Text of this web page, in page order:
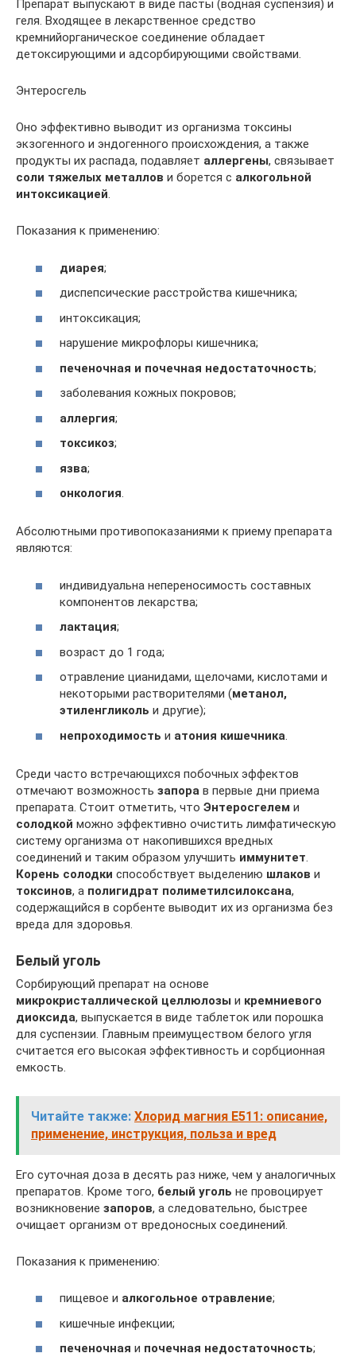
Препарат выпускают в виде пасты (водная суспензия) и
геля. Входящее в лекарственное средство
кремнийорганическое соединение обладает
детоксирующими и адсорбирующими свойствами.
Энтеросгель
Оно эффективно выводит из организма токсины
экзогенного и эндогенного происхождения, а также
продукты их распада, подавляет аллергены, связывает
соли тяжелых металлов и борется с алкогольной
интоксикацией.
Показания к применению:
диарея;
диспепсические расстройства кишечника;
интоксикация;
нарушение микрофлоры кишечника;
печеночная и почечная недостаточность;
заболевания кожных покровов;
аллергия;
токсикоз;
язва;
онкология.
Абсолютными противопоказаниями к приему препарата
являются:
индивидуальна непереносимость составных
компонентов лекарства;
лактация;
возраст до 1 года;
отравление цианидами, щелочами, кислотами и
некоторыми растворителями (метанол,
этиленгликоль и другие);
непроходимость и атония кишечника.
Среди часто встречающихся побочных эффектов
отмечают возможность запора в первые дни приема
препарата. Стоит отметить, что Энтеросгелем и
солодкой можно эффективно очистить лимфатическую
систему организма от накопившихся вредных
соединений и таким образом улучшить иммунитет.
Корень солодки способствует выделению шлаков и
токсинов, а полигидрат полиметилсилоксана,
содержащийся в сорбенте выводит их из организма без
вреда для здоровья.
Белый уголь
Сорбирующий препарат на основе
микрокристаллической целлюлозы и кремниевого
диоксида, выпускается в виде таблеток или порошка
для суспензии. Главным преимуществом белого угля
считается его высокая эффективность и сорбционная
емкость.
Читайте также: Хлорид магния Е511: описание,
применение, инструкция, польза и вред
Его суточная доза в десять раз ниже, чем у аналогичных
препаратов. Кроме того, белый уголь не провоцирует
возникновение запоров, а следовательно, быстрее
очищает организм от вредоносных соединений.
Показания к применению:
пищевое и алкогольное отравление;
кишечные инфекции;
печеночная и почечная недостаточность;